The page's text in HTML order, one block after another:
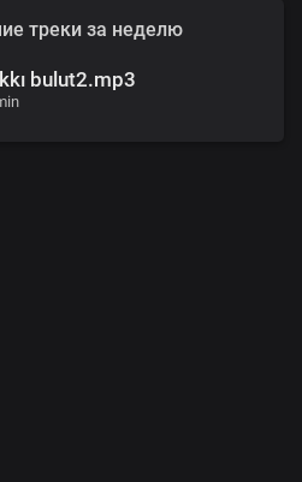
треки за неделю
bulut2.mp3